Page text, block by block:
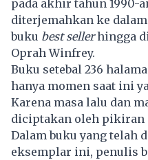
pada akhir tahun 1990-
diterjemahkan ke dalam
buku best sellerhingga
Oprah Winfrey.
Buku setebal 236
hanya momen saat ini
Karena masa lalu dan
diciptakan oleh pikiran
Dalambukuyang telah
eksemplar ini, penulis